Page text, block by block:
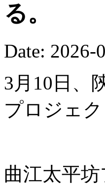
る。
Date: 2026-
3月10日、
プロジェ
曲江太平